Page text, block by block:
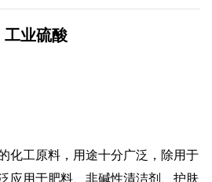
工业硫酸
化工原料，用途十分广泛，除用于
应用于肥料、非碱性清洁剂、护肤